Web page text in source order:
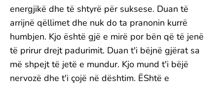
energjikë dhe të shtyrë për suksese. Duan të
arrijnë qëllimet dhe nuk do ta pranonin kurrë
humbjen. Kjo është gjë e mirë por bën që të jenë
të prirur drejt padurimit. Duan t'i bëjnë gjërat sa
më shpejt të jetë e mundur. Kjo mund t'i bëjë
nervozë dhe t'i çojë në dështim. ËShtë e